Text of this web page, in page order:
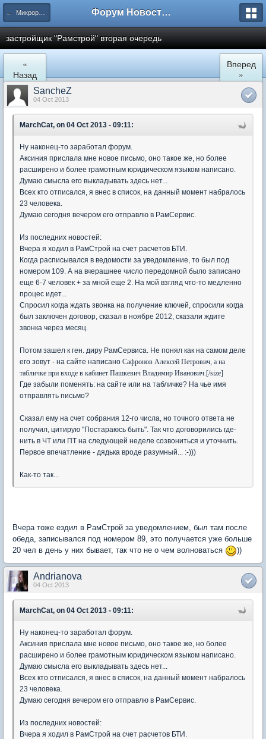
← Микрорайон Солнечный (ул. Лучистая 1, 2, 3) Форум Новостройки
застройщик "Рамстрой" вторая очередь
«
Назад
Вперед
»
SancheZ
04 Oct 2013
MarchCat, on 04 Oct 2013 - 09:11:
Ну наконец-то заработал форум.
Аксиния прислала мне новое письмо, оно такое же, но более
расширено и более грамотным юридическом языком написано.
Думаю смысла его выкладывать здесь нет...
Всех кто отписался, я внес в список, на данный момент набралось
23 человека.
Думаю сегодня вечером его отправлю в РамСервис.
Из последних новостей:
Вчера я ходил в РамСтрой на счет расчетов БТИ.
Когда расписывался в ведомости за уведомление, то был под
номером 109. А на вчерашнее число передомной было записано
еще 6-7 человек + за мной еще 2. На мой взгляд что-то медленно
процес идет...
Спросил когда ждать звонка на получение ключей, спросили когда
был заключен договор, сказал в ноябре 2012, сказали ждите
звонка через месяц.
Потом зашел к ген. диру РамСервиса. Не понял как на самом деле
его зовут - на сайте написано Сафронов Алексей Петрович, а на
табличке при входе в кабинет Пашкевич Владимир Иванович.[/size]
Где забыли поменять: на сайте или на табличке? На чье имя
отправлять письмо?
Сказал ему на счет собрания 12-го числа, но точного ответа не
получил, цитирую "Постараюсь быть". Так что договорились где-
нить в ЧТ или ПТ на следующей неделе созвониться и уточнить.
Первое впечатление - дядька вроде разумный... :-)))
Как-то так...
Вчера тоже ездил в РамСтрой за уведомлением, был там после
обеда, записывался под номером 89, это получается уже больше
20 чел в день у них бывает, так что не о чем волноваться
))
Andrianova
04 Oct 2013
MarchCat, on 04 Oct 2013 - 09:11:
Ну наконец-то заработал форум.
Аксиния прислала мне новое письмо, оно такое же, но более
расширено и более грамотным юридическом языком написано.
Думаю смысла его выкладывать здесь нет...
Всех кто отписался, я внес в список, на данный момент набралось
23 человека.
Думаю сегодня вечером его отправлю в РамСервис.
Из последних новостей:
Вчера я ходил в РамСтрой на счет расчетов БТИ.